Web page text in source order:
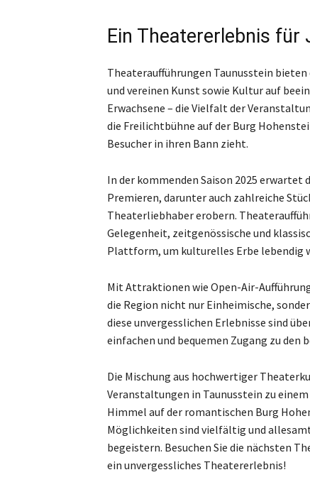
Ein Theatererlebnis für
Theateraufführungen Taunusstein
und vereinen Kunst sowie Kultur auf
Erwachsene – die Vielfalt der
die Freilichtbühne auf der Burg
Besucher in ihren Bann zieht.
In der kommenden Saison 2025 erwartet
Premieren, darunter auch zahlreiche
Theaterliebhaber erobern.
Gelegenheit, zeitgenössische und
Plattform, um kulturelles Erbe lebendig
Mit Attraktionen wie Open-Air-
die Region nicht nur Einheimische,
diese unvergesslichen Erlebnisse sind
einfachen und bequemen Zugang zu
Die Mischung aus hochwertiger
Veranstaltungen in Taunusstein zu
Himmel auf der romantischen Burg
Möglichkeiten sind vielfältig und
begeistern. Besuchen Sie die nächsten
ein unvergessliches Theatererlebnis!